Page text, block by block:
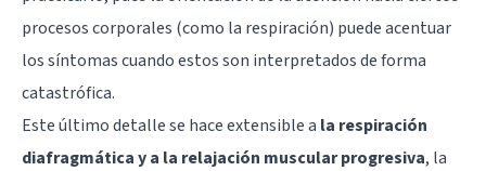
procesos corporales (como la respiración) puede acentuar
los síntomas cuando estos son interpretados de forma
catastrófica.
Este último detalle se hace extensible a la respiración
diafragmática y a la relajación muscular progresiva, la